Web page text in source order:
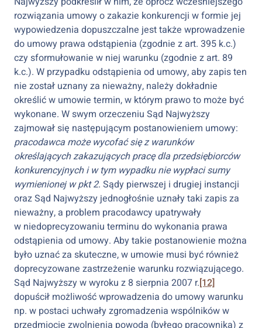
rozwiązania umowy o zakazie konkurencji w formie jej
wypowiedzenia dopuszczalne jest także wprowadzenie
do umowy prawa odstąpienia (zgodnie z art. 395 k.c.)
czy sformułowanie w niej warunku (zgodnie z art. 89
k.c.). W przypadku odstąpienia od umowy, aby zapis ten
nie został uznany za nieważny, należy dokładnie
określić w umowie termin, w którym prawo to może być
wykonane. W swym orzeczeniu Sąd Najwyższy
zajmował się następującym postanowieniem umowy:
pracodawca może wycofać się z warunków
określających zakazujących pracę dla przedsiębiorców
konkurencyjnych i w tym wypadku nie wypłaci sumy
wymienionej w pkt 2. Sądy pierwszej i drugiej instancji
oraz Sąd Najwyższy jednogłośnie uznały taki zapis za
nieważny, a problem pracodawcy upatrywały
w niedoprecyzowaniu terminu do wykonania prawa
odstąpienia od umowy. Aby takie postanowienie można
było uznać za skuteczne, w umowie musi być również
doprecyzowane zastrzeżenie warunku rozwiązującego.
Sąd Najwyższy w wyroku z 8 sierpnia 2007 r.[12]
dopuścił możliwość wprowadzenia do umowy warunku
np. w postaci uchwały zgromadzenia wspólników w
przedmiocie zwolnienia powoda (byłego pracownika) z